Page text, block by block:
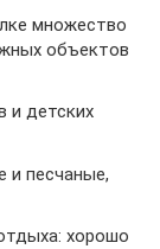
множество
объектов
и детских
и песчаные,
хорошо